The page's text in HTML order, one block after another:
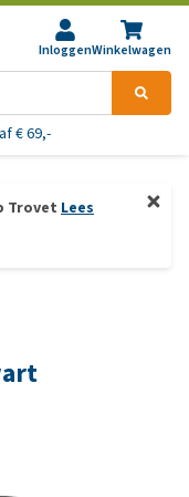
InloggenWinkelwagen
€ 69,-
Trovet Lees